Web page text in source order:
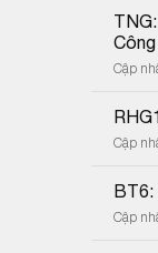
Cập
Cập
BT6:
Cập